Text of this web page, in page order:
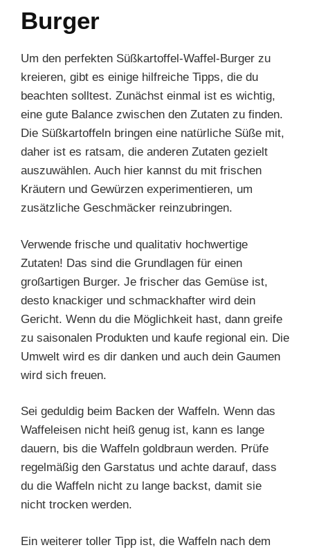
Burger
Um den perfekten Süßkartoffel-Waffel-Burger zu
kreieren, gibt es einige hilfreiche Tipps, die du
beachten solltest. Zunächst einmal ist es wichtig,
eine gute Balance zwischen den Zutaten zu finden.
Die Süßkartoffeln bringen eine natürliche Süße mit,
daher ist es ratsam, die anderen Zutaten gezielt
auszuwählen. Auch hier kannst du mit frischen
Kräutern und Gewürzen experimentieren, um
zusätzliche Geschmäcker reinzubringen.
Verwende frische und qualitativ hochwertige
Zutaten! Das sind die Grundlagen für einen
großartigen Burger. Je frischer das Gemüse ist,
desto knackiger und schmackhafter wird dein
Gericht. Wenn du die Möglichkeit hast, dann greife
zu saisonalen Produkten und kaufe regional ein. Die
Umwelt wird es dir danken und auch dein Gaumen
wird sich freuen.
Sei geduldig beim Backen der Waffeln. Wenn das
Waffeleisen nicht heiß genug ist, kann es lange
dauern, bis die Waffeln goldbraun werden. Prüfe
regelmäßig den Garstatus und achte darauf, dass
du die Waffeln nicht zu lange backst, damit sie
nicht trocken werden.
Ein weiterer toller Tipp ist, die Waffeln nach dem